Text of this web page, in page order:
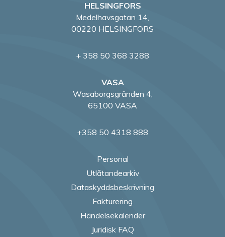
HELSINGFORS
Medelhavsgatan 14,
00220 HELSINGFORS
+ 358 50 368 3288
VASA
Wasaborgsgränden 4,
65100 VASA
+358 50 4318 888
Personal
Utlåtandearkiv
Dataskyddsbeskrivning
Fakturering
Händelsekalender
Juridisk FAQ